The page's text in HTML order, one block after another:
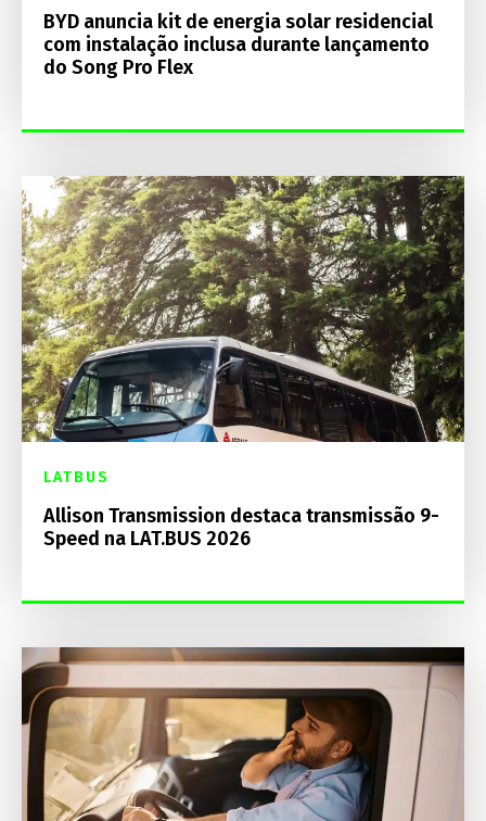
BYD anuncia kit de energia solar residencial
com instalação inclusa durante lançamento
do Song Pro Flex
LATBUS
Allison Transmission destaca transmissão 9-
Speed na LAT.BUS 2026